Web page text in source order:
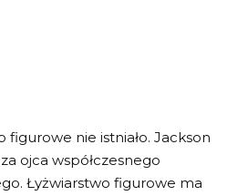
figurowe nie istniało. Jackson
ojca współczesnego
Łyżwiarstwo figurowe ma